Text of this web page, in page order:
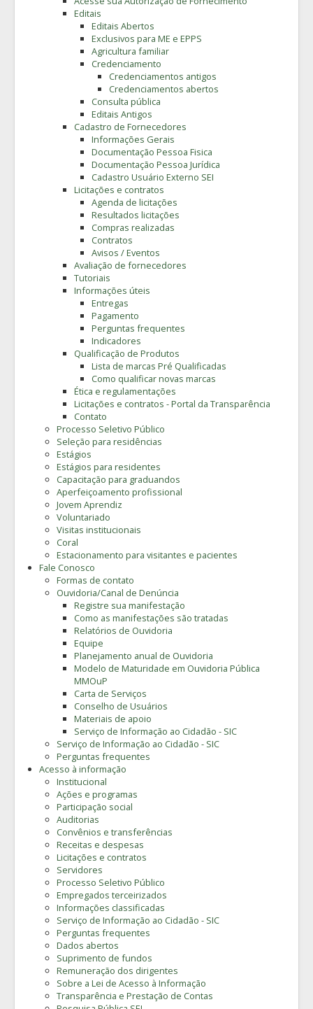
Editais
Editais Abertos
Exclusivos para ME e EPPS
Agricultura familiar
Credenciamento
Credenciamentos antigos
Credenciamentos abertos
Consulta pública
Editais Antigos
Cadastro de Fornecedores
Informações Gerais
Documentação Pessoa Fisica
Documentação Pessoa Jurídica
Cadastro Usuário Externo SEI
Licitações e contratos
Agenda de licitações
Resultados licitações
Compras realizadas
Contratos
Avisos / Eventos
Avaliação de fornecedores
Tutoriais
Informações úteis
Entregas
Pagamento
Perguntas frequentes
Indicadores
Qualificação de Produtos
Lista de marcas Pré Qualificadas
Como qualificar novas marcas
Ética e regulamentações
Licitações e contratos - Portal da Transparência
Contato
Processo Seletivo Público
Seleção para residências
Estágios
Estágios para residentes
Capacitação para graduandos
Aperfeiçoamento profissional
Jovem Aprendiz
Voluntariado
Visitas institucionais
Coral
Estacionamento para visitantes e pacientes
Fale Conosco
Formas de contato
Ouvidoria/Canal de Denúncia
Registre sua manifestação
Como as manifestações são tratadas
Relatórios de Ouvidoria
Equipe
Planejamento anual de Ouvidoria
Modelo de Maturidade em Ouvidoria Pública
MMOuP
Carta de Serviços
Conselho de Usuários
Materiais de apoio
Serviço de Informação ao Cidadão - SIC
Serviço de Informação ao Cidadão - SIC
Perguntas frequentes
Acesso à informação
Institucional
Ações e programas
Participação social
Auditorias
Convênios e transferências
Receitas e despesas
Licitações e contratos
Servidores
Processo Seletivo Público
Empregados terceirizados
Informações classificadas
Serviço de Informação ao Cidadão - SIC
Perguntas frequentes
Dados abertos
Suprimento de fundos
Remuneração dos dirigentes
Sobre a Lei de Acesso à Informação
Transparência e Prestação de Contas